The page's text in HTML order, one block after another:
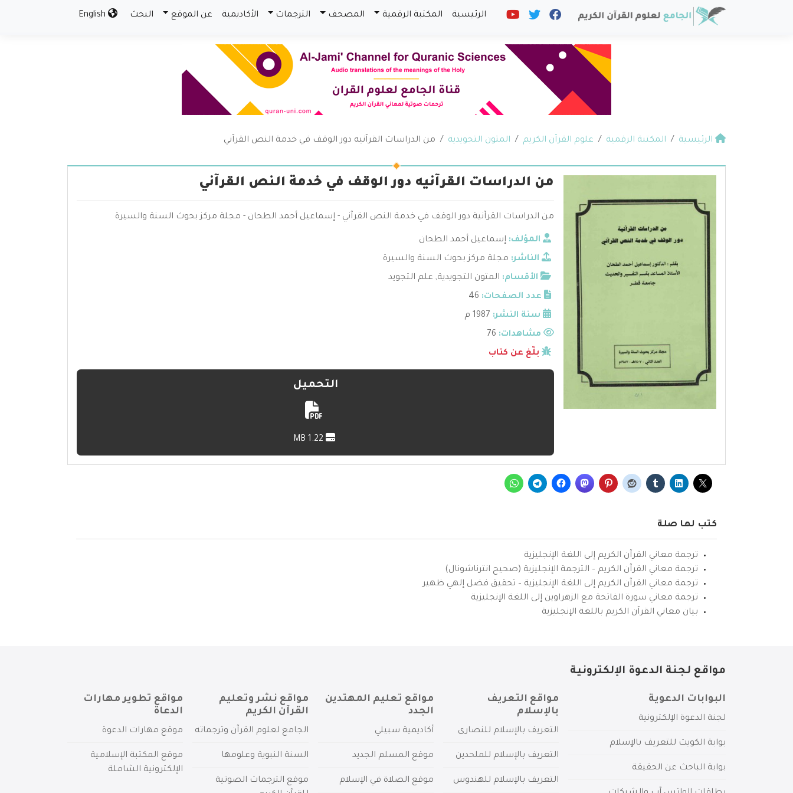
الرئيسية المكتبة الرقمية المصحف الترجمات الأكاديمية عن الموقع البحث
الرئيسية المكتبة الرقمية علوم القرآن الكريم المتون التجويدية من الدراسات القرآنيه دور الوقف في خدمة النص القرآني
من الدراسات القرآنيه دور الوقف في خدمة النص القرآني
من الدراسات القرآنية دور الوقف في خدمة النص القرآني - إسماعيل أحمد الطحان - مجلة مركز بحوث السنة والسيرة
المؤلف: إسماعيل أحمد الطحان
الناشر: مجلة مركز بحوث السنة والسيرة
الأقسام: المتون التجويدية, علم التجويد
عدد الصفحات: 46
سنة النشر: 1987 م
مشاهدات:
بلّغ عن كتاب
التحميل
كتب لها صلة
ترجمة معاني القرآن الكريم إلى اللغة الإنجليزية
ترجمة معاني القرآن الكريم – الترجمة الإنجليزية (صحيح انترناشونال)
ترجمة معاني القرآن الكريم إلى اللغة الإنجليزية – تحقيق فضل إلهي ظهير
ترجمة معاني سورة الفاتحة مع الزهراوين إلى اللغة الإنجليزية
بيان معاني القرآن الكريم باللغة الإنجليزية
مواقع لجنة الدعوة الإلكترونية
البوابات الدعوية
لجنة الدعوة الإلكترونية
بوابة الكويت للتعريف بالإسلام
بوابة الباحث عن الحقيقة
مواقع التعريف
بالإسلام
التعريف بالإسلام للنصارى
التعريف بالإسلام للملحدين
التعريف بالإسلام للهندوس
مواقع تعليم المهتدين
الجدد
أكاديمية سبيلي
موقع المسلم الجديد
موقع الصلاة في الإسلام
مواقع نشر وتعليم
القرآن الكريم
الجامع لعلوم القرآن وترجماته
السنة النبوية وعلومها
موقع الترجمات الصوتية
مواقع تطوير مهارات
الدعاة
موقع مهارات الدعوة
موقع المكتبة الإسلامية
الإلكترونية الشاملة